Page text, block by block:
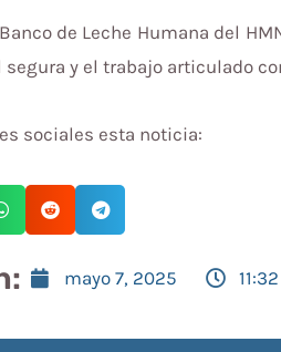
de Leche Humana del
y el trabajo articulado
sociales esta noticia:
mayo 7, 2025